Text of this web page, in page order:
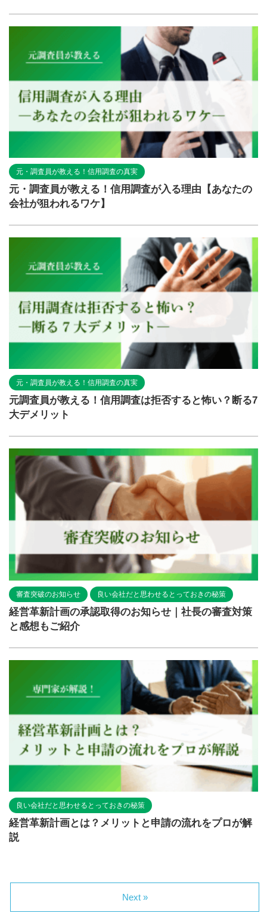
元・調査員が教える！信用調査の真実
元・調査員が教える！信用調査が入る理由【あなたの
会社が狙われるワケ】
元・調査員が教える！信用調査の真実
元調査員が教える！信用調査は拒否すると怖い？断る7
大デメリット
審査突破のお知らせ 良い会社だと思わせるとっておきの秘策
経営革新計画の承認取得のお知らせ｜社長の審査対策
と感想もご紹介
良い会社だと思わせるとっておきの秘策
経営革新計画とは？メリットと申請の流れをプロが解
説
Next »